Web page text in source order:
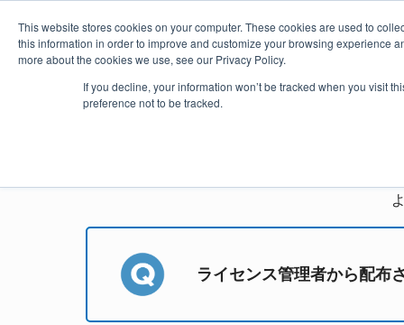
This website stores cookies on your computer. These cookies are used to
this information in order to improve and customize your browsing experience
more about the cookies we use, see our Privacy Policy.
If you decline, your information won’t be tracked when you visit
preference not to be tracked.
ライセンス管理者から配布